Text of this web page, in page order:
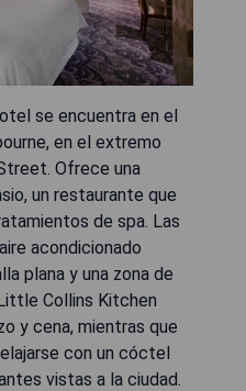
se encuentra en el
en el extremo
Ofrece una
un restaurante que
de spa. Las
acondicionado
plana y una zona de
Collins Kitchen
y cena, mientras que
con un cóctel
vistas a la ciudad.